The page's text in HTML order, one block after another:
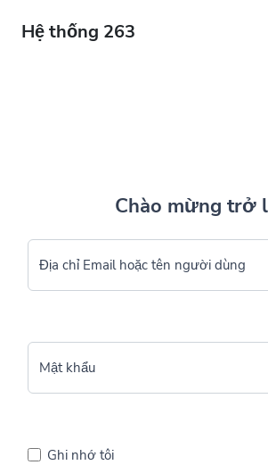
Hệ thống 263
Chào mừng trở
Địa chỉ Email hoặc tên người dùng
Mật khẩu
Ghi nhớ tôi